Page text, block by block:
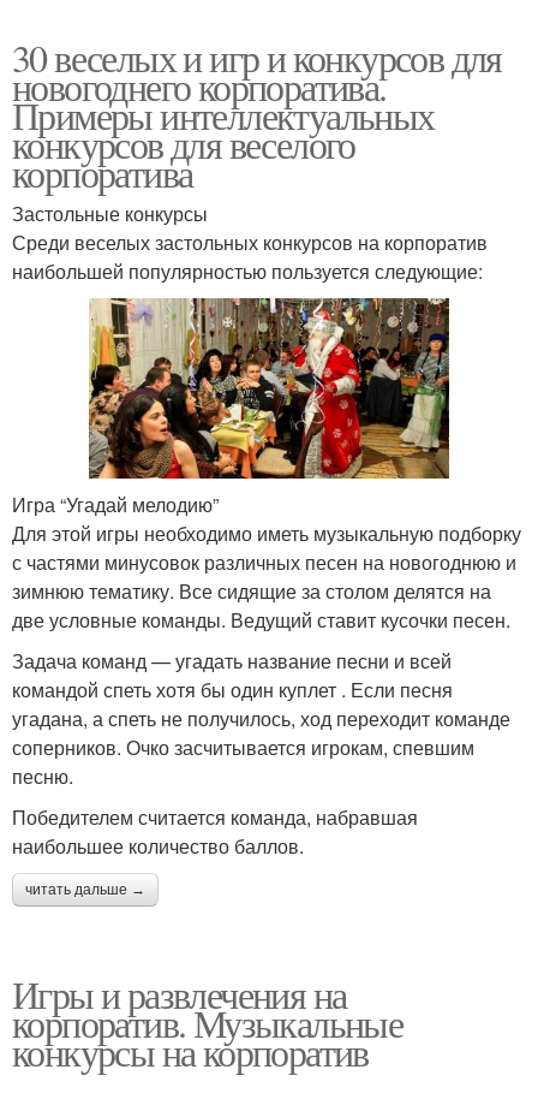
30 веселых и игр и конкурсов для
новогоднего корпоратива.
Примеры интеллектуальных
конкурсов для веселого
корпоратива
Застольные конкурсы
Среди веселых застольных конкурсов на корпоратив
наибольшей популярностью пользуется следующие:
Игра “Угадай мелодию”
Для этой игры необходимо иметь музыкальную подборку
с частями минусовок различных песен на новогоднюю и
зимнюю тематику. Все сидящие за столом делятся на
две условные команды. Ведущий ставит кусочки песен.
Задача команд — угадать название песни и всей
командой спеть хотя бы один куплет . Если песня
угадана, а спеть не получилось, ход переходит команде
соперников. Очко засчитывается игрокам, спевшим
песню.
Победителем считается команда, набравшая
наибольшее количество баллов.
читать дальше →
Игры и развлечения на
корпоратив. Музыкальные
конкурсы на корпоратив